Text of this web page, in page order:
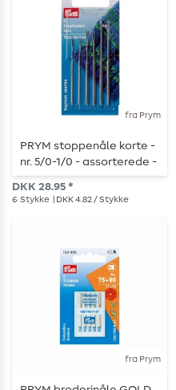
fra Prym
PRYM stoppenåle korte -
nr. 5/0-1/0 - assorterede -
6 stk.
DKK 28.95 *
6 Stykke | DKK 4.82 / Stykke
fra Prym